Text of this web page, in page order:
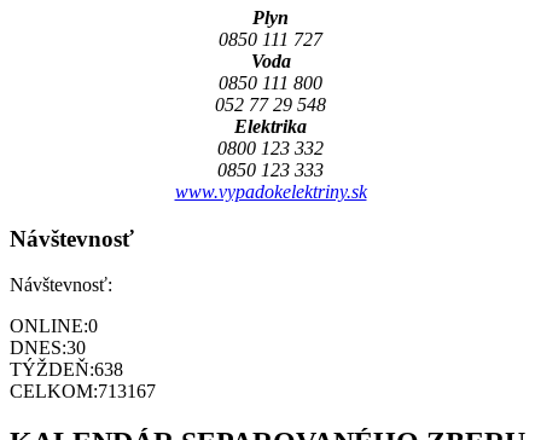
Plyn
0850 111 727
Voda
0850 111 800
052 77 29 548
Elektrika
0800 123 332
0850 123 333
www.vypadokelektriny.sk
Návštevnosť
Návštevnosť:
ONLINE:0
DNES:30
TÝŽDEŇ:638
CELKOM:713167